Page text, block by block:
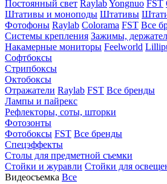
Постоянный свет RaylabYongnuo FST
Штативы и моноподы Штативы
Фотофоны Raylab Colorama FST Все
Системы крепления Зажимы,
Накамерные мониторы Feelworld
Софтбоксы
Стрипбоксы
Октобоксы
Отражатели Raylab FST Все бренды
Лампы и пайрекс
Рефлекторы, соты, шторки
Фотозонты
Фотобоксы FST Все бренды
Спецэффекты
Столы для предметной съемки
Стойки и журавли Стойки для
Видеосъемка Все